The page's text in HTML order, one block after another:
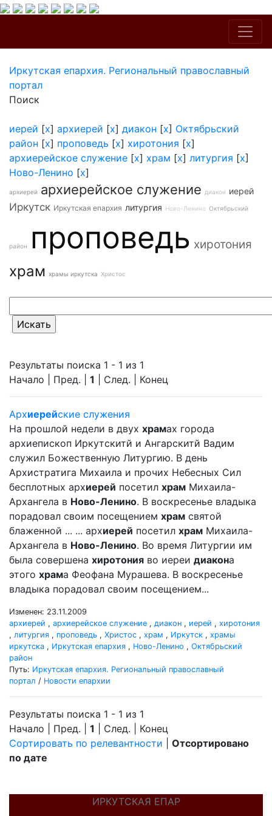
Иркутская епархия. Региональный православный
портал
Поиск
иерей [x] архиерей [x] диакон [x] Октябрьский
район [x] проповедь [x] хиротония [x]
архиерейское служение [x] храм [x] литургия [x]
Ново-Ленино [x]
архиерей архиерейское служение диакон иерей
Иркутск Иркутская епархия литургия Ново-Ленино Октябрьский
район проповедь хиротония
храм храмы иркутска Христос
Результаты поиска 1 - 1 из 1
Начало | Пред. | 1 | След. | Конец
Архиерейские служения
На прошлой недели в двух храмах города
архиепископ Иркутскитй и Ангарскитй Вадим
служил Божественную Литургию. В день
Архистратига Михаила и прочих Небесных Сил
бесплотных архиерей посетил храм Михаила-
Архангела в Ново-Ленино. В воскресенье владыка
порадовал своим посещением храм святой
блаженной ... ... архиерей посетил храм Михаила-
Архангела в Ново-Ленино. Во время Литургии им
была совершена хиротония во иереи диакона
этого храма Феофана Мурашева. В воскресенье
владыка порадовал своим посещением...
Изменен: 23.11.2009
архиерей , архиерейское служение , диакон , иерей , хиротония
, литургия , проповедь , Христос , храм , Иркутск , храмы
иркутска , Иркутская епархия , Ново-Ленино , Октябрьский
район
Путь: Иркутская епархия. Региональный православный
портал / Новости епархии
Результаты поиска 1 - 1 из 1
Начало | Пред. | 1 | След. | Конец
Сортировать по релевантности
Отсортировано
по дате
ИРКУТСКАЯ ЕПАР